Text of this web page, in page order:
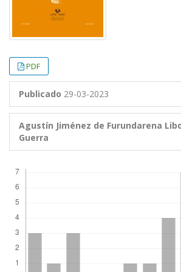
PDF
Publicado 29-03-2023
Agustín Jiménez de Furundarena
Guerra